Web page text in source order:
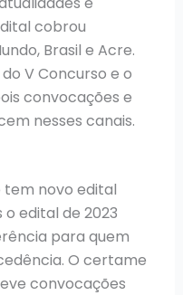
cobrou
Brasil e Acre.
V Concurso e o
convocações e
nesses canais.
tem novo edital
edital de 2023
para quem
O certame
convocações